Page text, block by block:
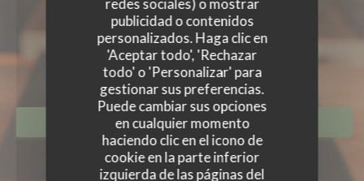
redes sociales) o mostrar
publicidad o contenidos
personalizados. Haga clic en
'Aceptar todo', 'Rechazar
todo' o 'Personalizar' para
gestionar sus preferencias.
Puede cambiar sus opciones
en cualquier momento
haciendo clic en el icono de
cookie en la parte inferior
izquierda de las páginas del
LA PIZZAIOLA
LA PIZZAIOLA
RESTAURANTE ITALIANO
MAASMECHELEN
RESERVAR UNA MESA